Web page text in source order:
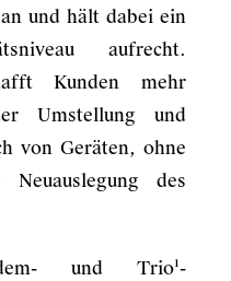
und hält dabei ein
aufrecht.
Kunden mehr
Umstellung und
von Geräten, ohne
des
und Trio¹-